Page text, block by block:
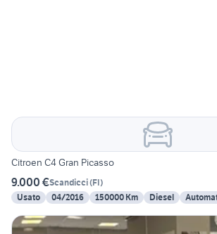
Citroen C4 Gran Picasso
9.000 €Scandicci(FI)
Usato
04/2016 150000 Km Diesel